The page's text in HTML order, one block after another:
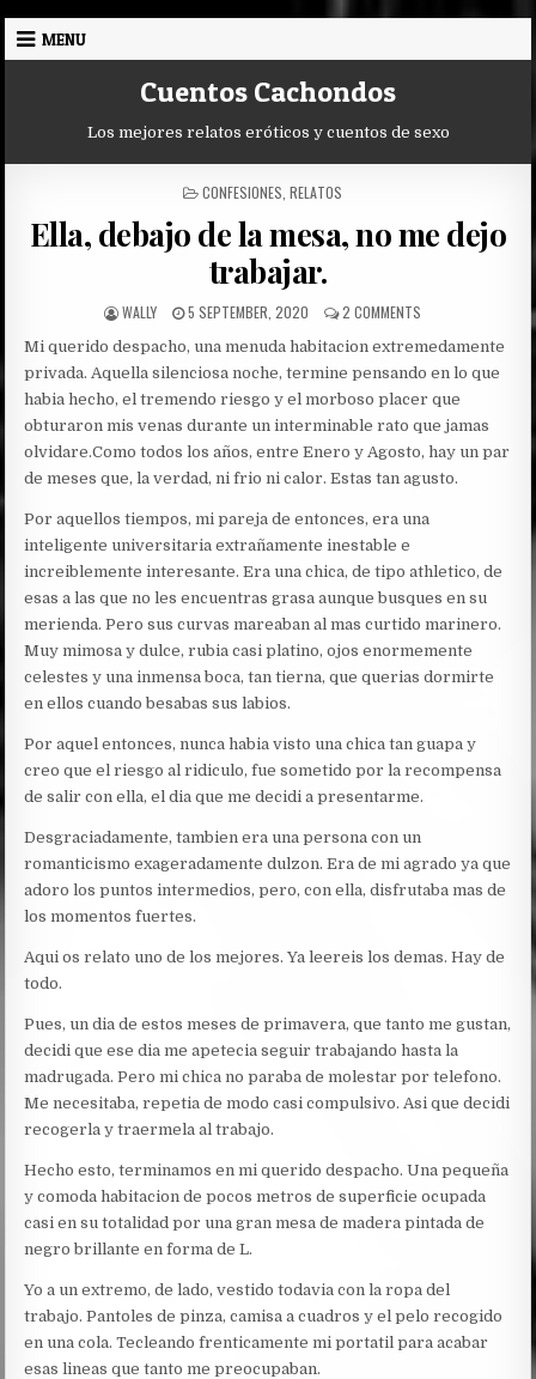
Skip
MENU
Cuentos Cachondos
Los mejores relatos eróticos y cuentos de sexo
POSTED
CONFESIONES RELATOS
Ella, debajo de la mesa, no me dejo
trabajar.
AUTHOR:
WALLY
PUBLISHED
5 SEPTEMBER, 2020 2 COMMENTSON
DEBAJO
DE
LA
MESA,
NO
ME
DEJO
Mi querido despacho, una menuda habitacion extremedamente
privada. Aquella silenciosa noche, termine pensando en lo que
habia hecho, el tremendo riesgo y el morboso placer que
obturaron mis venas durante un interminable rato que jamas
olvidare.Como todos los años, entre Enero y Agosto, hay un par
de meses que, la verdad, ni frio ni calor. Estas tan agusto.
Por aquellos tiempos, mi pareja de entonces, era una
inteligente universitaria extrañamente inestable e
increiblemente interesante. Era una chica, de tipo athletico, de
esas a las que no les encuentras grasa aunque busques en su
merienda. Pero sus curvas mareaban al mas curtido marinero.
Muy mimosa y dulce, rubia casi platino, ojos enormemente
celestes y una inmensa boca, tan tierna, que querias dormirte
en ellos cuando besabas sus labios.
Por aquel entonces, nunca habia visto una chica tan guapa y
creo que el riesgo al ridiculo, fue sometido por la recompensa
de salir con ella, el dia que me decidi a presentarme.
Desgraciadamente, tambien era una persona con un
romanticismo exageradamente dulzon. Era de mi agrado ya que
adoro los puntos intermedios, pero, con ella, disfrutaba mas de
los momentos fuertes.
Aqui os relato uno de los mejores. Ya leereis los demas. Hay de
todo.
Pues, un dia de estos meses de primavera, que tanto me gustan,
decidi que ese dia me apetecia seguir trabajando hasta la
madrugada. Pero mi chica no paraba de molestar por telefono.
Me necesitaba, repetia de modo casi compulsivo. Asi que decidi
recogerla y traermela al trabajo.
Hecho esto, terminamos en mi querido despacho. Una pequeña
y comoda habitacion de pocos metros de superficie ocupada
casi en su totalidad por una gran mesa de madera pintada de
negro brillante en forma de L.
Yo a un extremo, de lado, vestido todavia con la ropa del
trabajo. Pantoles de pinza, camisa a cuadros y el pelo recogido
en una cola. Tecleando frenticamente mi portatil para acabar
esas lineas que tanto me preocupaban.